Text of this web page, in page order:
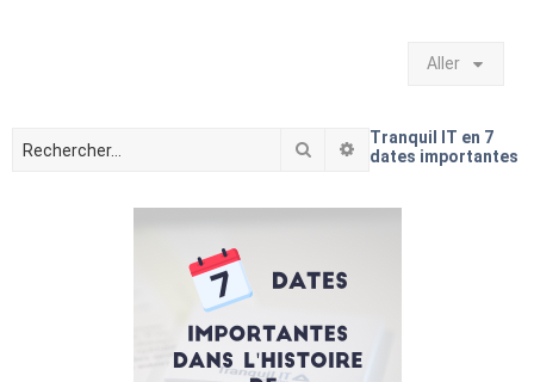
Aller
RechercherRecherche avancée
Tranquil IT en 7
dates importantes